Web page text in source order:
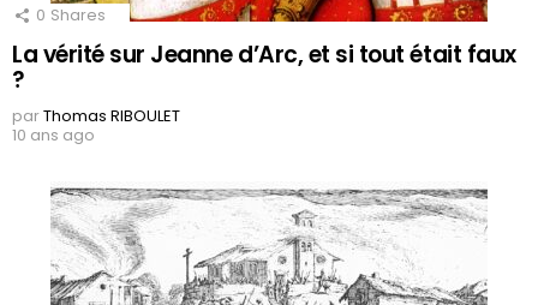
0 Shares
La vérité sur Jeanne d’Arc, et si tout était faux
?
parThomas RIBOULET
10 ans ago